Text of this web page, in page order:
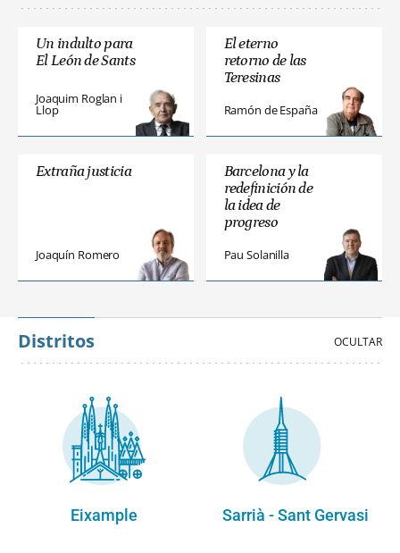
Un indulto para
El León de Sants
Joaquim Roglan i
Llop
El eterno
retorno de las
Teresinas
Ramón de España
Extraña justicia
Joaquín Romero
Barcelona y la
redefinición de
la idea de
progreso
Pau Solanilla
Distritos
Eixample Sarrià - Sant Gervasi